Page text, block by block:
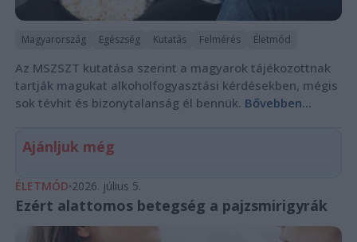
Magyarország Egészség Kutatás Felmérés Életmód
Az MSZSZT kutatása szerint a magyarok tájékozottnak
tartják magukat alkoholfogyasztási kérdésekben, mégis
sok tévhit és bizonytalanság él bennük. Bővebben...
Ajánljuk még
ÉLETMÓD 2026. július 5.
Ezért alattomos betegség a pajzsmirigyrák